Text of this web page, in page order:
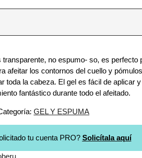
transparente, no espumo- so, es perfecto
afeitar los contornos del cuello y
toda la cabeza. El gel es fácil de aplicar y
fantástico durante todo el afeitado.
GEL Y ESPUMA
tu cuenta PRO? Solicítala aquí